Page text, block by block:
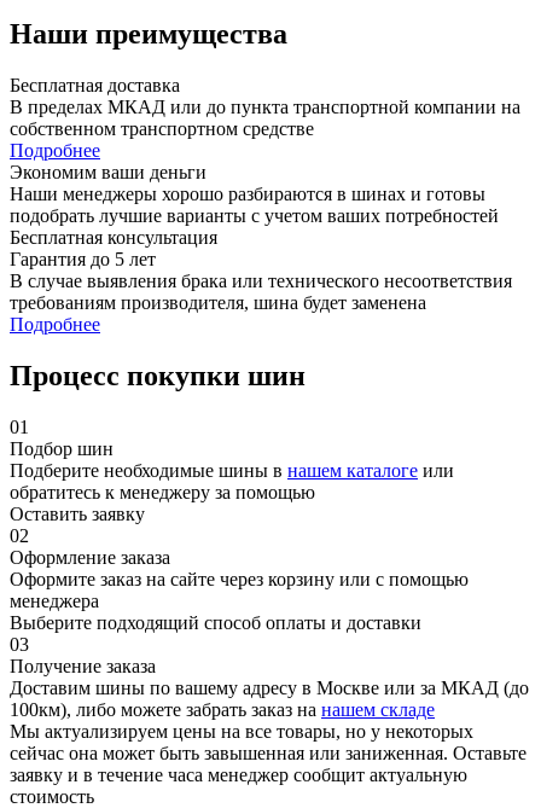
Наши преимущества
Бесплатная доставка
В пределах МКАД или до пункта транспортной компании на
собственном транспортном средстве
Подробнее
Экономим ваши деньги
Наши менеджеры хорошо разбираются в шинах и готовы
подобрать лучшие варианты с учетом ваших потребностей
Бесплатная консультация
Гарантия до 5 лет
В случае выявления брака или технического несоответствия
требованиям производителя, шина будет заменена
Подробнее
Процесс покупки шин
01
Подбор шин
Подберите необходимые шины в нашем каталоге или
обратитесь к менеджеру за помощью
Оставить заявку
02
Оформление заказа
Оформите заказ на сайте через корзину или с помощью
менеджера
Выберите подходящий способ оплаты и доставки
03
Получение заказа
Доставим шины по вашему адресу в Москве или за МКАД (до
100км), либо можете забрать заказ на нашем складе
Мы актуализируем цены на все товары, но у некоторых
сейчас она может быть завышенная или заниженная. Оставьте
заявку и в течение часа менеджер сообщит актуальную
стоимость